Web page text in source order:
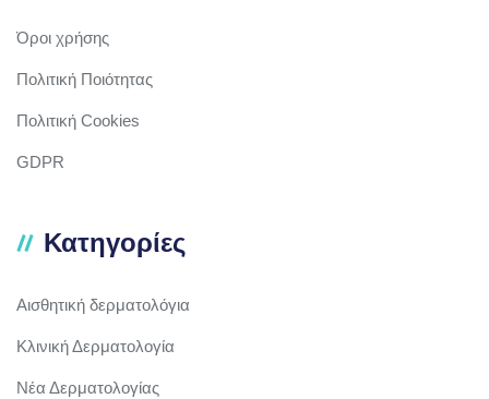
Όροι χρήσης
Πολιτική Ποιότητας
Πολιτική Cookies
GDPR
Κατηγορίες
Αισθητική δερματολόγια
Κλινική Δερματολογία
Νέα Δερματολογίας